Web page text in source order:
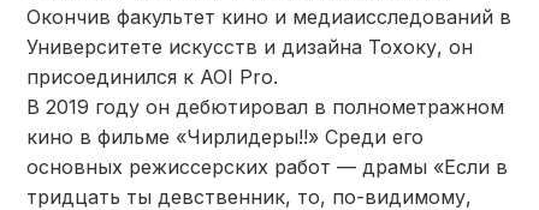
Окончив факультет кино и медиаисследований в
Университете искусств и дизайна Тохоку, он
присоединился к AOI Pro.
В 2019 году он дебютировал в полнометражном
кино в фильме «Чирлидеры!!» Среди его
основных режиссерских работ — драмы «Если в
тридцать ты девственник, то, по-видимому,